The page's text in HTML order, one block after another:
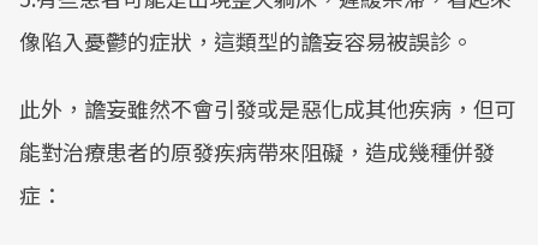
像陷入憂鬱的症狀，這類型的譫妄容易被誤診。
此外，譫妄雖然不會引發或是惡化成其他疾病，但可
能對治療患者的原發疾病帶來阻礙，造成幾種併發
症：